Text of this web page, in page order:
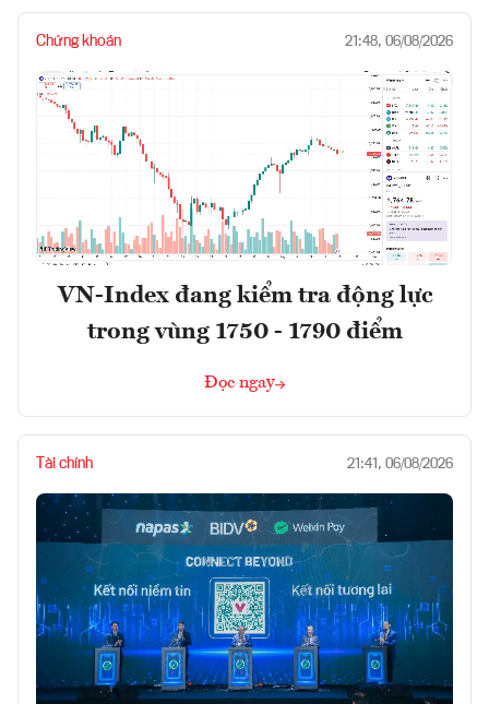
Chứng khoán 21:48, 06/08/2026
VN-Index đang kiểm tra động lực
trong vùng 1750 - 1790 điểm
Đọc ngay
Tài chính 21:41, 06/08/2026